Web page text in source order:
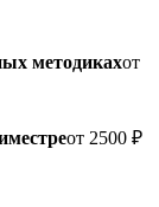
методикахот
от 2500 ₽